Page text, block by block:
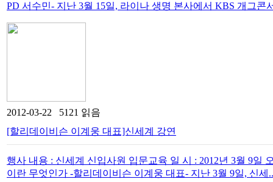
PD 서수민- 지난 3월 15일, 라이나 생명 본사에서 KBS 개그콘
2012-03-22 5121 읽음
[할리데이비슨 이계웅 대표]신세계 강연
행사 내용 : 신세계 신입사원 입문교육 일 시 : 2012년 3월 9일
이란 무엇인가 -할리데이비슨 이계웅 대표- 지난 3월 9일, 신세